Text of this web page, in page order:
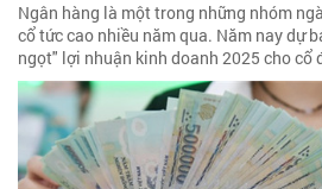
Ngân hàng là một trong những nhóm
cổ tức cao nhiều năm qua. Năm nay dự
ngọt" lợi nhuận kinh doanh 2025 cho cổ